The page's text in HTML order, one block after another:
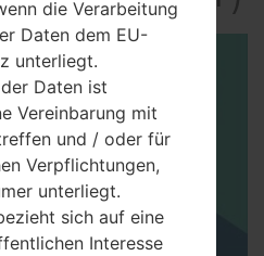
die Verarbeitung
Daten dem EU-
unterliegt.
Daten ist
Vereinbarung mit
und / oder für
Verpflichtungen,
unterliegt.
sich auf eine
Interesse